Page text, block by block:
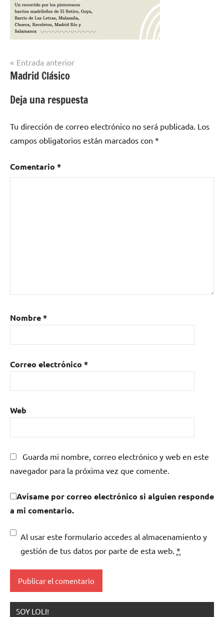
Navegación
de
entradas
Entrada anterior
Madrid Clásico
Deja una respuesta
Tu dirección de correo electrónico no será publicada. Los
campos obligatorios están marcados con *
Comentario *
Nombre*
Correo electrónico *
Web
Guarda mi nombre, correo electrónico y web en este
navegador para la próxima vez que comente.
Avísame por correo electrónico si alguien responde
a mi comentario.
Al usar este formulario accedes al almacenamiento y
gestión de tus datos por parte de esta web. *
SOY LOLI!